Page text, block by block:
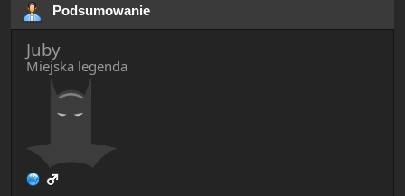
Podsumowanie
Juby
Miejska legenda